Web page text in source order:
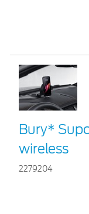
Bury*
wireless
2279204